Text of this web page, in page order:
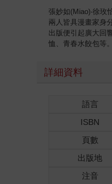
張妙如(Miao)‧徐玫
兩人皆具漫畫家身
出版便引起廣大回
恤、青春水餃包等。
詳細資料
語言
ISBN
頁數
出版地
注音